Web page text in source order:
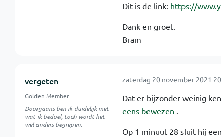
Dit is de link: https://
Dank en groet.
Bram
vergeten
Golden Member
Doorgaans ben ik duidelijk met
wat ik bedoel, toch wordt het
wel anders begrepen.
zaterdag 20 november 2021
Dat er bijzonder weinig
eens bewezen .
Op 1 minuut 28 sluit hij